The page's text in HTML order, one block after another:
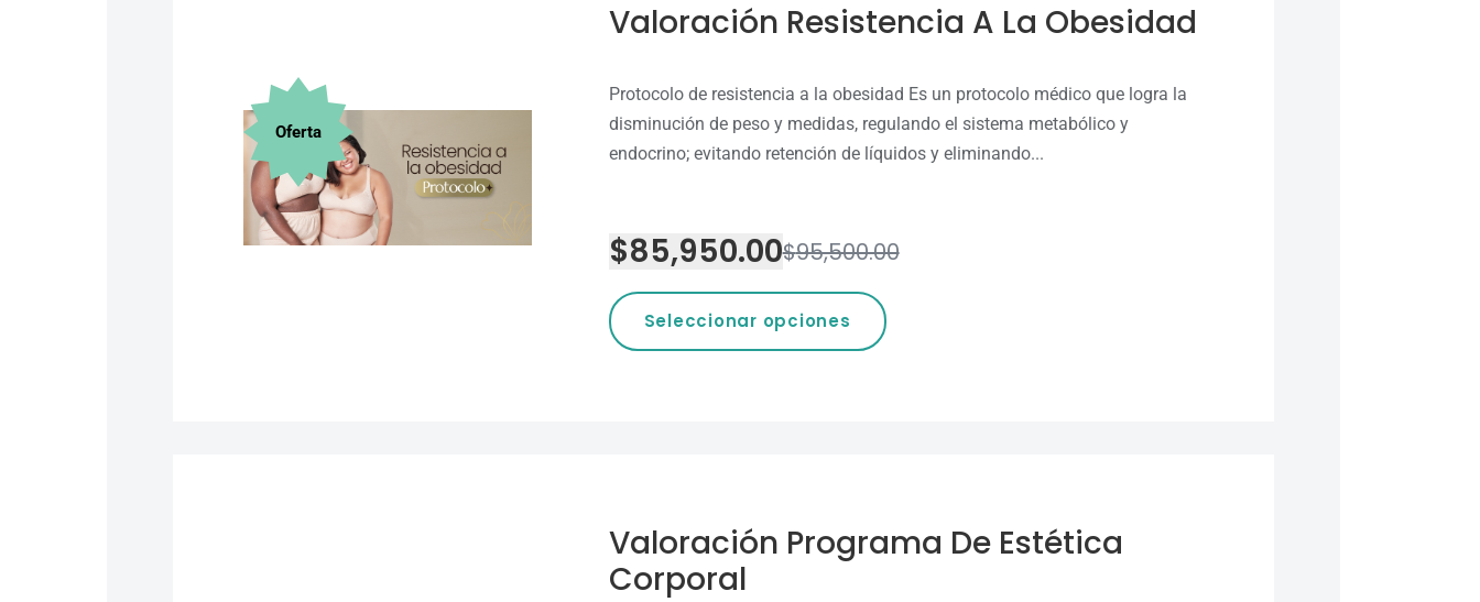
Oferta
Valoración Resistencia A La Obesidad
Protocolo de resistencia a la obesidad Es un protocolo médico que logra la
disminución de peso y medidas, regulando el sistema metabólico y
endocrino; evitando retención de líquidos y eliminando...
$95,500.00
$85,950.00
Seleccionar opciones
Valoración Programa De Estética
Corporal